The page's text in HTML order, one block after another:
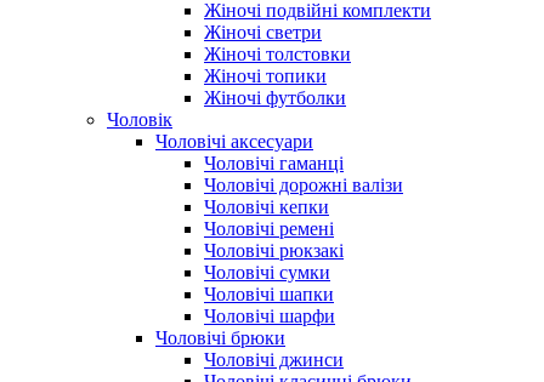
Жіночі подвійні комплекти
Жіночі светри
Жіночі толстовки
Жіночі топики
Жіночі футболки
Чоловік
Чоловічі аксесуари
Чоловічі гаманці
Чоловічі дорожні валізи
Чоловічі кепки
Чоловічі ремені
Чоловічі рюкзакі
Чоловічі сумки
Чоловічі шапки
Чоловічі шарфи
Чоловічі брюки
Чоловічі джинси